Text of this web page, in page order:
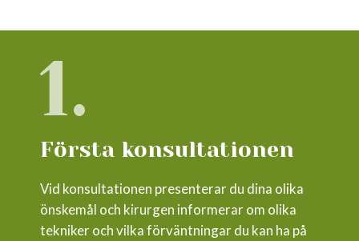
1.
Första konsultationen
Vid konsultationen presenterar du dina olika
önskemål och kirurgen informerar om olika
tekniker och vilka förväntningar du kan ha på